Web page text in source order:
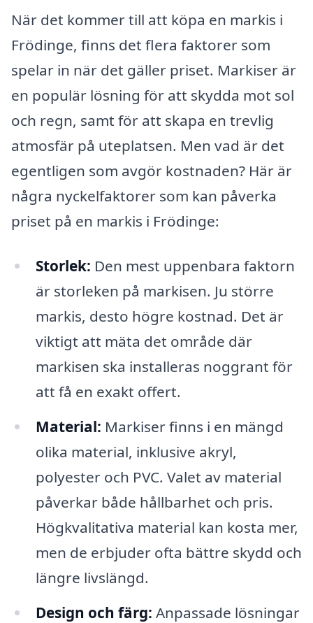
När det kommer till att köpa en markis i
Frödinge, finns det flera faktorer som
spelar in när det gäller priset. Markiser är
en populär lösning för att skydda mot sol
och regn, samt för att skapa en trevlig
atmosfär på uteplatsen. Men vad är det
egentligen som avgör kostnaden? Här är
några nyckelfaktorer som kan påverka
priset på en markis i Frödinge:
Storlek: Den mest uppenbara faktorn
är storleken på markisen. Ju större
markis, desto högre kostnad. Det är
viktigt att mäta det område där
markisen ska installeras noggrant för
att få en exakt offert.
Material: Markiser finns i en mängd
olika material, inklusive akryl,
polyester och PVC. Valet av material
påverkar både hållbarhet och pris.
Högkvalitativa material kan kosta mer,
men de erbjuder ofta bättre skydd och
längre livslängd.
Design och färg: Anpassade lösningar